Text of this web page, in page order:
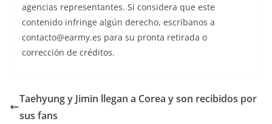
agencias representantes. Si considera que este
contenido infringe algún derecho, escríbanos a
contacto@earmy.es para su pronta retirada o
corrección de créditos.
Taehyung y Jimin llegan a Corea y son recibidos por
sus fans